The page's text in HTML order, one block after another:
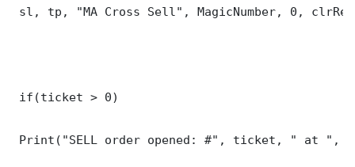
sl, tp, "MA Cross Sell", MagicNumber, 0,
if(ticket > 0)
Print("SELL order opened: #", ticket, " at ",